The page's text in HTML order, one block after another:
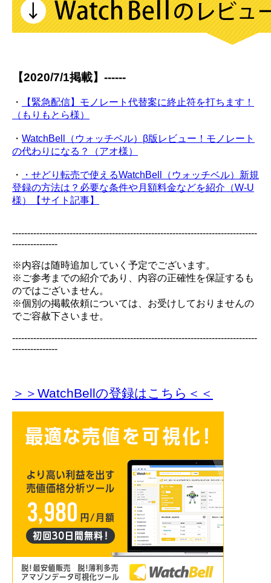
【2020/7/1掲載】------
・
【緊急配信】モノレート代替案に終止符を打ちます！
（もりもとら様）
・ WatchBell（ウォッチベル）β版レビュー！モノレート
の代わりになる？（アオ様）
・
・せどり転売で使えるWatchBell（ウォッチベル）新規
登録の方法は？必要な条件や月額料金などを紹介（W-U
様）【サイト記事】
---------------------------------------------------------------------------------
---------------
※内容は随時追加していく予定でございます。
※ご参考までの紹介であり、内容の正確性を保証するも
のではございません。
※個別の掲載依頼については、お受けしておりませんの
でご容赦下さいませ。
---------------------------------------------------------------------------------
---------------
＞＞WatchBellの登録はこちら＜＜